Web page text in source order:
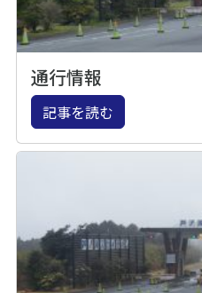
通行情報
記事を読む